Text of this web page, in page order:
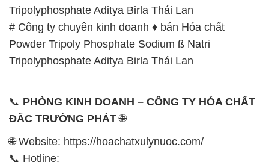
Tripolyphosphate Aditya Birla Thái Lan
# Công ty chuyên kinh doanh ♦ bán Hóa chất
Powder Tripoly Phosphate Sodium ß Natri
Tripolyphosphate Aditya Birla Thái Lan
📞 PHÒNG KINH DOANH – CÔNG TY HÓA CHẤT
ĐẮC TRƯỜNG PHÁT🌐
🌐 Website: https://hoachatxulynuoc.com/
📞 Hotline: